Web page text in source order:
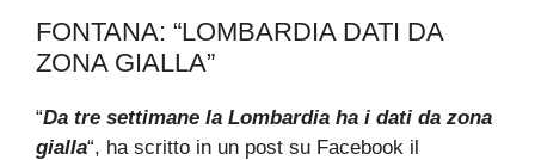
FONTANA: “LOMBARDIA DATI DA
ZONA GIALLA”
“Da tre settimane la Lombardia ha i dati da zona
gialla“, ha scritto in un post su Facebook il